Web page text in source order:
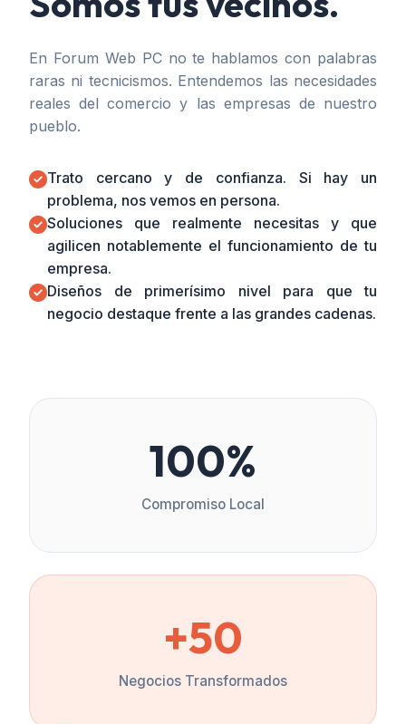
En Forum Web PC no te hablamos con palabras
raras ni tecnicismos. Entendemos las necesidades
reales del comercio y las empresas de nuestro
pueblo.
Trato cercano y de confianza. Si hay un
problema, nos vemos en persona.
Soluciones que realmente necesitas y que
agilicen notablemente el funcionamiento de tu
empresa.
Diseños de primerísimo nivel para que tu
negocio destaque frente a las grandes cadenas.
100%
Compromiso Local
+50
Negocios Transformados